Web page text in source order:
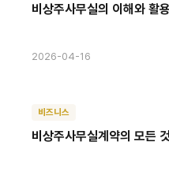
비상주사무실의 이해와 활
2026-04-16
비즈니스
비상주사무실계약의 모든